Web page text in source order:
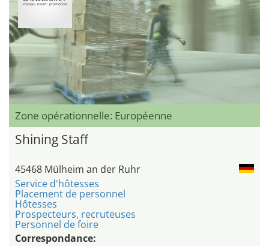
Zone opérationnelle: Européenne
Shining Staff
45468 Mülheim an der Ruhr
Service d'hôtesses
Placement de personnel
Hôtesses
Prospecteurs, recruteuses
Personnel de foire
Correspondance: